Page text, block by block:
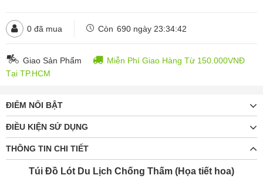
0 đã mua Còn 690 ngày 23:34:40
Giao Sản Phẩm
Miễn Phí Giao Hàng Từ 150.000VNĐ
Tại TP.HCM
ĐIỂM NỔI BẬT
ĐIỀU KIỆN SỬ DỤNG
THÔNG TIN CHI TIẾT
Túi Đồ Lót Du Lịch Chống Thấm (Họa tiết hoa)